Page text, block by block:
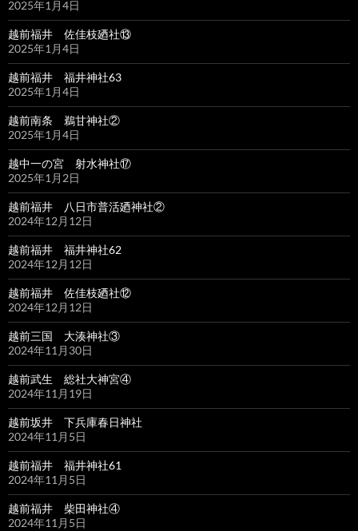
2025年1月4日
越前福井 佐佳枝廼社⑬
2025年1月4日
越前福井 福井神社63
2025年1月4日
越前南条 鵜甘神社②
2025年1月4日
越中一の宮 射水神社⑰
2025年1月2日
越前福井 八日市普活廼神社②
2024年12月12日
越前福井 福井神社62
2024年12月12日
越前福井 佐佳枝廼社⑫
2024年12月12日
越前三国 大湊神社③
2024年11月30日
越前武生 総社大神宮④
2024年11月19日
越前坂井 下兵庫春日神社
2024年11月5日
越前福井 福井神社61
2024年11月5日
越前福井 柴田神社④
2024年11月5日